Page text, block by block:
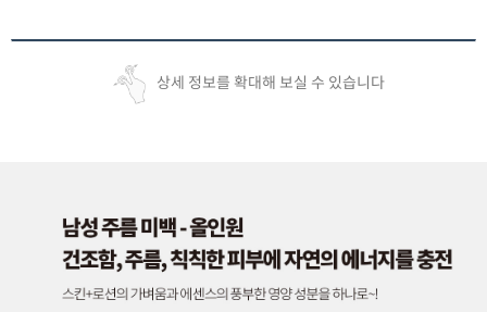
상세 정보를 확대해 보실 수 있습니다